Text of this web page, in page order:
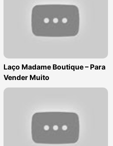
Laço Madame Boutique – Para
Vender Muito